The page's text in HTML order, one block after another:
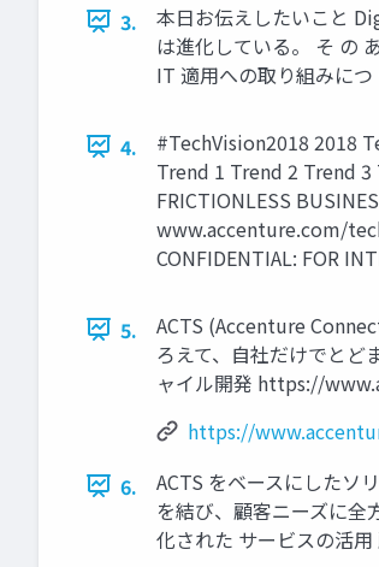
3.
本日お伝えしたいこと
は進化している。 そ の
IT 適用への取り組みに
4.
#TechVision2018 2018
Trend 1 Trend 2 Trend 3
FRICTIONLESS
www.accenture.com/
CONFIDENTIAL: FOR
5.
ACTS (Accenture
ろえて、自社だけでとど
ャイル開発 https://
https://
6.
ACTS をベースにしたソ
を結び、顧客ニーズに
化された サービスの活